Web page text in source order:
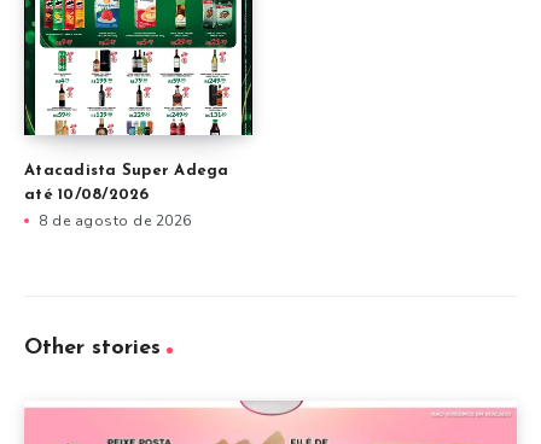
Atacadista Super Adega
até 10/08/2026
8 de agosto de 2026
Other stories